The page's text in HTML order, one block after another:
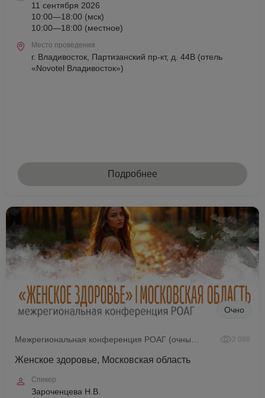
11 сентября 2026
10:00—18:00 (мск)
10:00—18:00 (местное)
Место проведения
г. Владивосток, Партизанский пр-кт, д. 44В (отель
«Novotel Владивосток»)
Подробнее
Очно
2 088
Женское здоровье, Московская область
Спикер
Зароченцева Н.В.